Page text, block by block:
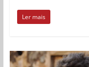
Ler mais